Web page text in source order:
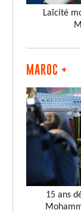
Laïcité
MAROC +
15 ans